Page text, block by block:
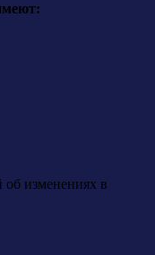
изменениях в